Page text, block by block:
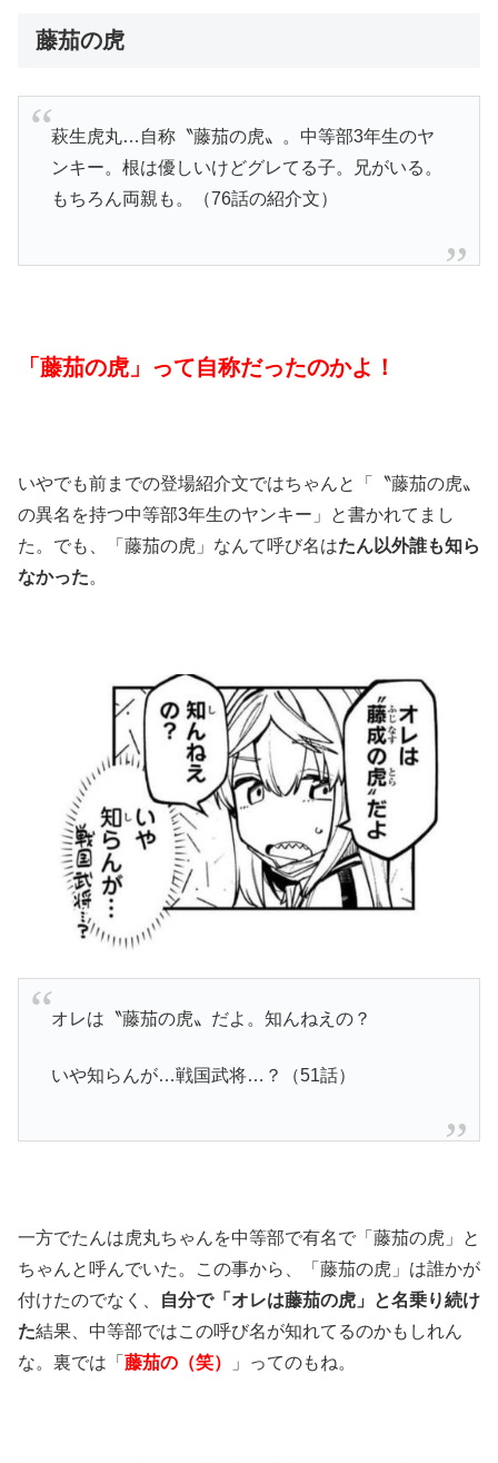
藤茄の虎
萩生虎丸…自称〝藤茄の虎〟。中等部3年生のヤ
ンキー。根は優しいけどグレてる子。兄がいる。
もちろん両親も。（76話の紹介文）
「藤茄の虎」って自称だったのかよ！
いやでも前までの登場紹介文ではちゃんと「〝藤茄の虎〟
の異名を持つ中等部3年生のヤンキー」と書かれてまし
た。でも、「藤茄の虎」なんて呼び名はたん以外誰も知ら
なかった。
オレは〝藤茄の虎〟だよ。知んねえの？
いや知らんが…戦国武将…？（51話）
一方でたんは虎丸ちゃんを中等部で有名で「藤茄の虎」と
ちゃんと呼んでいた。この事から、「藤茄の虎」は誰かが
付けたのでなく、
自分で「オレは藤茄の虎」と名乗り続け
た結果、中等部ではこの呼び名が知れてるのかもしれん
な。裏では「 藤茄の（笑） 」ってのもね。